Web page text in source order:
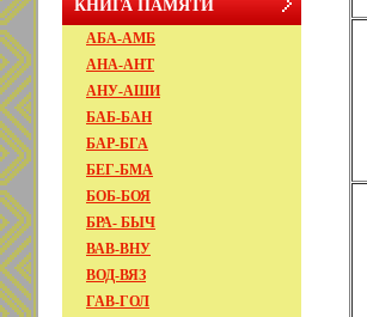
КНИГА ПАМЯТИ
АБА-АМБ
АНА-АНТ
АНУ-АШИ
БАБ-БАН
БАР-БГА
БЕГ-БМА
БОБ-БОЯ
БРА- БЫЧ
ВАВ-ВНУ
ВОД-ВЯЗ
ГАВ-ГОЛ